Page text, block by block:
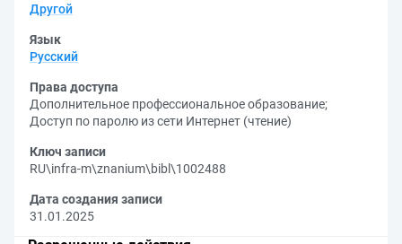
Другой
Язык
Русский
Права доступа
Дополнительное профессиональное образование;
Доступ по паролю из сети Интернет (чтение)
Ключ записи
RU\infra-m\znanium\bibl\1002488
Дата создания записи
31.01.2025